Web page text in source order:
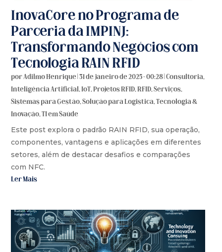
InovaCore no Programa de
Parceria da IMPINJ:
Transformando Negócios com
Tecnologia RAIN RFID
porAdilmo Henrique|31 de janeiro de 2025 - 00:28|Consultoria,
Inteligência Artificial,IoT,Projetos RFID,RFID,Serviços,
Sistemas para Gestão,Solução para Logistica,Tecnologia &
Inovação,TI em Saúde
Este post explora o padrão RAIN RFID, sua operação,
componentes, vantagens e aplicações em diferentes
setores, além de destacar desafios e comparações
com NFC.
Ler Mais